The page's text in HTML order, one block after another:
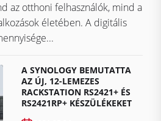
az otthoni felhasználók, mind a
életében. A digitális
A SYNOLOGY BEMUTATTA
AZ ÚJ, 12-LEMEZES
RACKSTATION RS2421+ ÉS
RS2421RP+ KÉSZÜLÉKEKET